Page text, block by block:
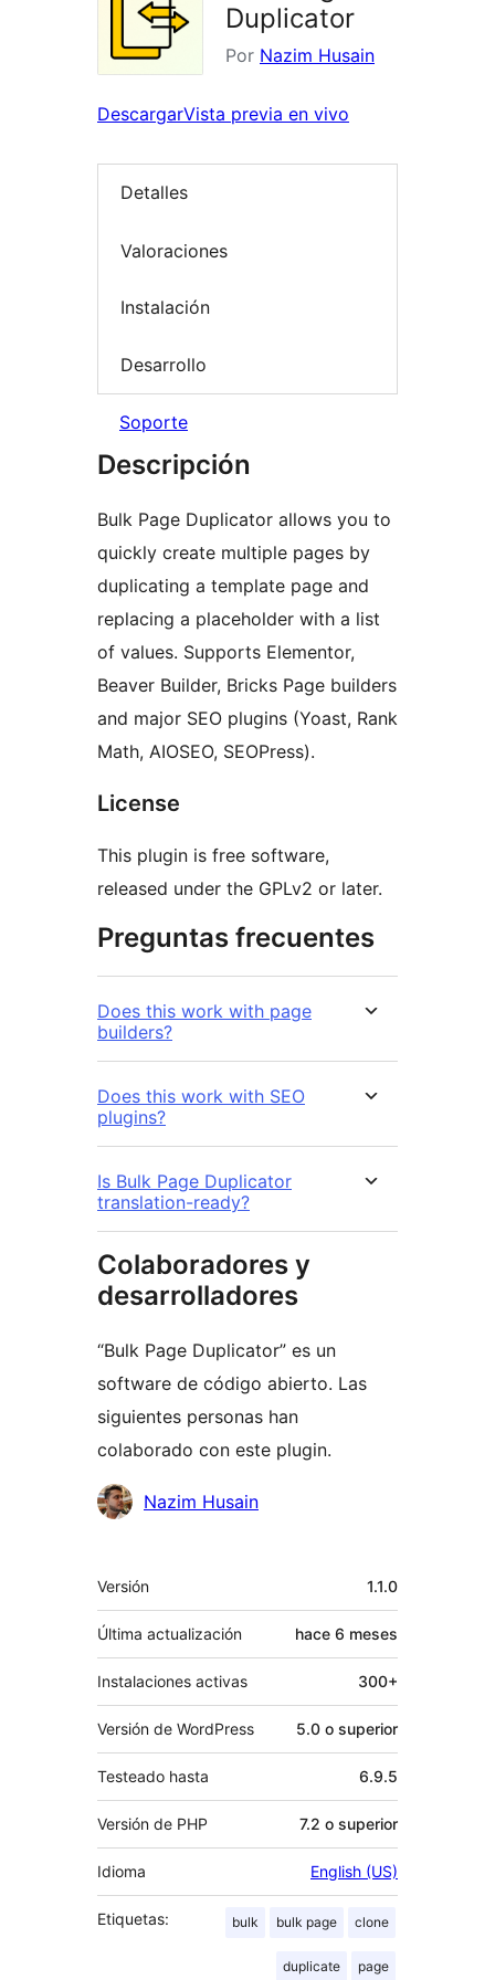
Duplicator
Por Nazim Husain
DescargarVista previa en vivo
Detalles
Valoraciones
Instalación
Desarrollo
Soporte
Descripción
Bulk Page Duplicator allows you to
quickly create multiple pages by
duplicating a template page and
replacing a placeholder with a list
of values. Supports Elementor,
Beaver Builder, Bricks Page builders
and major SEO plugins (Yoast, Rank
Math, AIOSEO, SEOPress).
License
This plugin is free software,
released under the GPLv2 or later.
Preguntas frecuentes
Does this work with page
builders?
Does this work with SEO
plugins?
Is Bulk Page Duplicator
translation-ready?
Colaboradores y
desarrolladores
“Bulk Page Duplicator” es un
software de código abierto. Las
siguientes personas han
colaborado con este plugin.
Colaboradores
Nazim Husain
Meta
Versión 1.1.0
Última actualización hace 6 meses
Instalaciones activas 300+
Versión de WordPress 5.0 o superior
Testeado hasta 6.9.5
Versión de PHP 7.2 o superior
Idioma English (US)
Etiquetas: bulk bulk page clone
duplicate page